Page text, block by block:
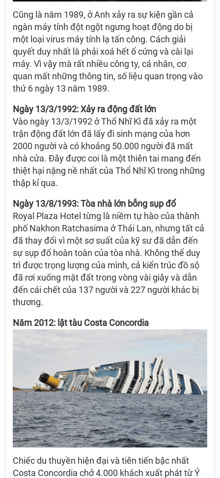
Cũng là năm 1989, ở Anh xảy ra sự kiện gần cả
ngàn máy tính đột ngột ngưng hoạt động do bị
một loại virus máy tính lạ tấn công. Cách giải
quyết duy nhất là phải xoá hết ổ cứng và cài lại
máy. Vì vậy mà rất nhiều công ty, cá nhân, cơ
quan mất những thông tin, số liệu quan trọng vào
thứ 6 ngày 13 năm 1989.
Ngày 13/3/1992: Xảy ra động đất lớn
Vào ngày 13/3/1992 ở Thổ Nhĩ Kì đã xảy ra một
trận động đất lớn đã lấy đi sinh mạng của hơn
2000 người và có khoảng 50.000 người đã mất
nhà cửa. Đây được coi là một thiên tai mang đến
thiệt hại nặng nề nhất của Thổ Nhĩ Kì trong những
thập kỉ qua.
Ngày 13/8/1993: Tòa nhà lớn bỗng sụp đổ
Royal Plaza Hotel từng là niềm tự hào của thành
phố Nakhon Ratchasima ở Thái Lan, nhưng tất cả
đã thay đổi vì một sơ suất của kỹ sư đã dẫn đến
sự sụp đổ hoàn toàn của tòa nhà. Không thể duy
trì được trọng lượng của mình, cả kiển trúc đồ sộ
đã rơi xuống mặt đất trong vòng vài giây và dẫn
đến cái chết của 137 người và 227 người khác bị
thương.
Năm 2012: lật tàu Costa Concordia
Chiếc du thuyền hiện đại và tiên tiến bậc nhất
Costa Concordia chở 4.000 khách xuất phát từ Ý